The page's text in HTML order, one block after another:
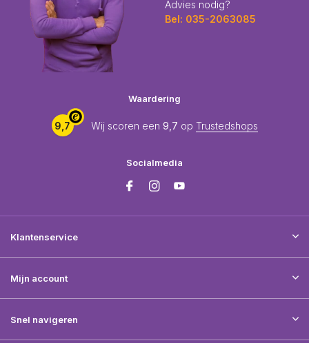
Advies nodig?
Bel: 035-2063085
Waardering
9,7 Wij scoren een 9,7 op Trustedshops
Socialmedia
Klantenservice
Mijn account
Snel navigeren